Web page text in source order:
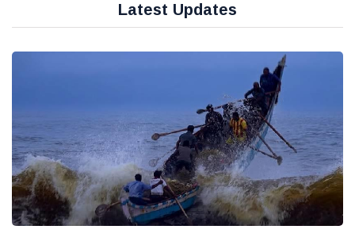
Latest Updates